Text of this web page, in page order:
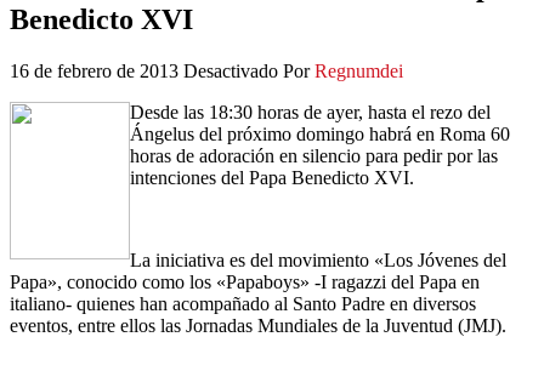
Benedicto XVI
16 de febrero de 2013 Desactivado Por Regnumdei
Desde las 18:30 horas de ayer, hasta el rezo del
Ángelus del próximo domingo habrá en Roma 60
horas de adoración en silencio para pedir por las
intenciones del Papa Benedicto XVI.
La iniciativa es del movimiento «Los Jóvenes del
Papa», conocido como los «Papaboys» -I ragazzi del Papa en
italiano- quienes han acompañado al Santo Padre en diversos
eventos, entre ellos las Jornadas Mundiales de la Juventud (JMJ).